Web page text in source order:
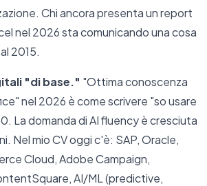
Chi ancora presenta un report
nel 2026 sta comunicando una cosa
2015.
"di base." "Ottima conoscenza
nel 2026 è come scrivere "so usare
La domanda di AI fluency è cresciuta
Nel mio CV oggi c'è: SAP, Oracle,
Cloud, Adobe Campaign,
AI/ML (predictive,